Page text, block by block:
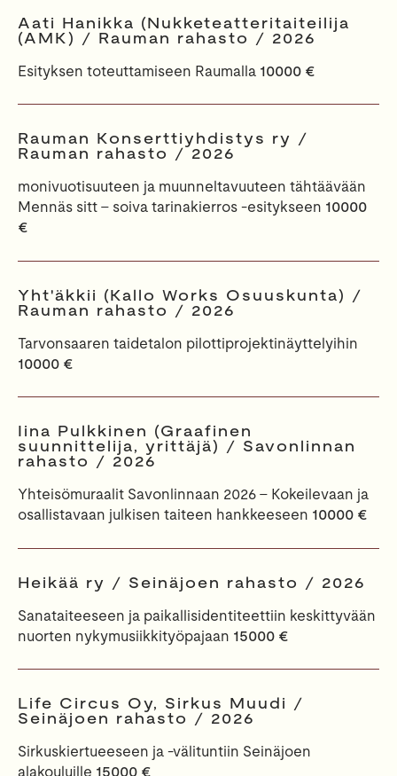
Aati Hanikka (Nukketeatteritaiteilija
(AMK) / Rauman rahasto / 2026
Esityksen toteuttamiseen Raumalla 10000 €
Rauman Konserttiyhdistys ry /
Rauman rahasto / 2026
monivuotisuuteen ja muunneltavuuteen tähtäävään
Mennäs sitt – soiva tarinakierros -esitykseen 10000
€
Yht'äkkii (Kallo Works Osuuskunta) /
Rauman rahasto / 2026
Tarvonsaaren taidetalon pilottiprojektinäyttelyihin
10000 €
Iina Pulkkinen (Graafinen
suunnittelija, yrittäjä) / Savonlinnan
rahasto / 2026
Yhteisömuraalit Savonlinnaan 2026 - Kokeilevaan ja
osallistavaan julkisen taiteen hankkeeseen 10000 €
Heikää ry / Seinäjoen rahasto / 2026
Sanataiteeseen ja paikallisidentiteettiin keskittyvään
nuorten nykymusiikkityöpajaan 15000 €
Life Circus Oy, Sirkus Muudi /
Seinäjoen rahasto / 2026
Sirkuskiertueeseen ja -välituntiin Seinäjoen
alakouluille 15000 €